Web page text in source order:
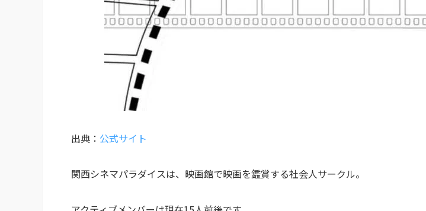
出典： 公式サイト
関西シネマパラダイスは、映画館で映画を鑑賞する社会人サークル。